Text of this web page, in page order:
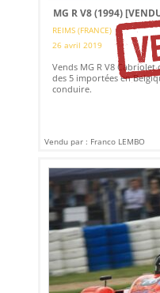
MG R V8 (1994)
REIMS (FRANCE)
26 avril 2019
Vends MG R V8
des 5 importées en
conduire.
Vendu par : Franco LEMBO